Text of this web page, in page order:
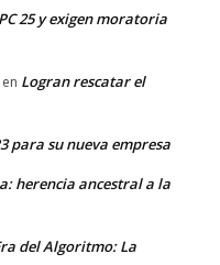
25 y exigen moratoria
en Logran rescatar el
para su nueva empresa
herencia ancestral a la
del Algoritmo: La